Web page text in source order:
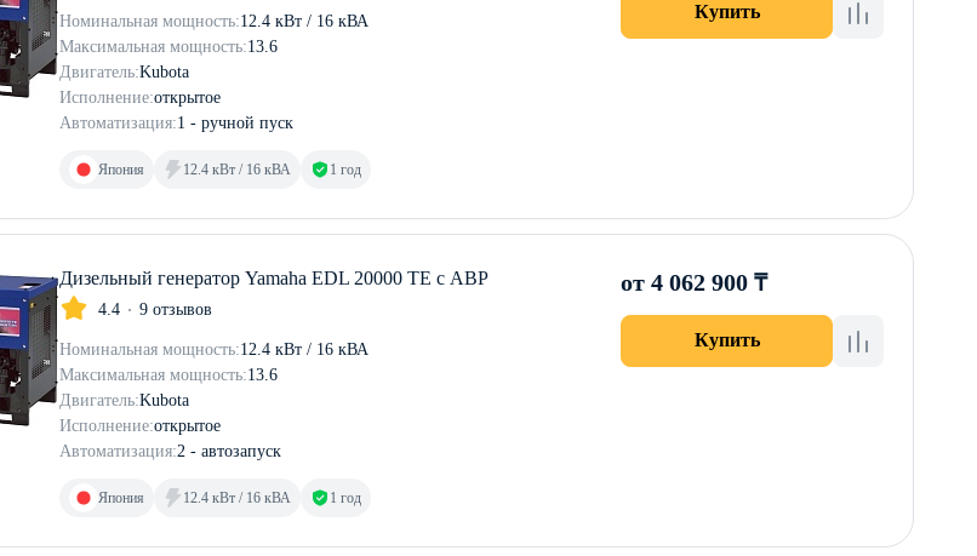
Номинальная мощность:12.4 кВт / 16 кВА
Максимальная мощность:13.6
Двигатель:Kubota
Исполнение:открытое
Автоматизация:1 - ручной пуск
Япония 12.4 кВт / 16 кВА 1 год
Купить
Дизельный генератор Yamaha EDL 20000 TE с АВР
4.4 9 отзывов
Номинальная мощность:12.4 кВт / 16 кВА
Максимальная мощность:13.6
Двигатель:Kubota
Исполнение:открытое
Автоматизация:2 - автозапуск
Япония 12.4 кВт / 16 кВА 1 год
от 4 062 900 ₸
Купить